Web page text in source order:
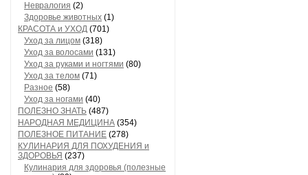
Невралогия (2)
Здоровье животных (1)
КРАСОТА и УХОД (701)
Уход за лицом (318)
Уход за волосами (131)
Уход за руками и ногтями (80)
Уход за телом (71)
Разное (58)
Уход за ногами (40)
ПОЛЕЗНО ЗНАТЬ (487)
НАРОДНАЯ МЕДИЦИНА (354)
ПОЛЕЗНОЕ ПИТАНИЕ (278)
КУЛИНАРИЯ ДЛЯ ПОХУДЕНИЯ и
ЗДОРОВЬЯ (237)
Кулинария для здоровья (полезные